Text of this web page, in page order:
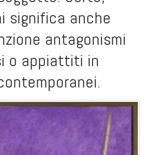
significa anche
antagonismi
o appiattiti in